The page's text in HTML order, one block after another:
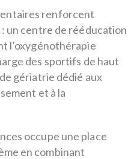
renforcent
un centre de rééducation
l’oxygénothérapie
des sportifs de haut
gériatrie dédié aux
et à la
occupe une place
en combinant